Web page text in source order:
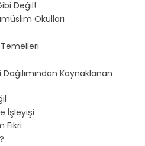
Değil!
Okulları
Kaynaklanan
İşleyişi
Fikri